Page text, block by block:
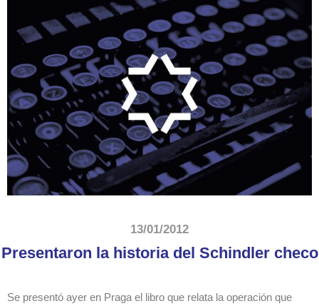
13/01/2012
Presentaron la historia del Schindler checo
Se presentó ayer en Praga el libro que relata la operación que